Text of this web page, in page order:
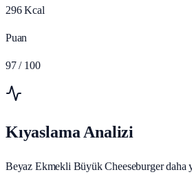
296 Kcal
Puan
97 / 100
Kıyaslama Analizi
Beyaz Ekmekli Büyük Cheeseburger daha